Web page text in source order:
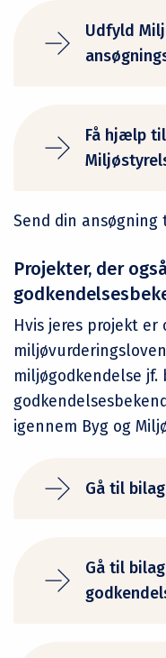
Udfyld
Få hjælp
Send din ansøgning
Projekter, der
Hvis jeres projekt
miljøgodkendelse jf.
igennem Byg og
Gå til
Gå til